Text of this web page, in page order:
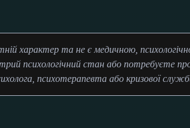
характер та не є медичною,
психологічний стан або потребуєте
психотерапевта або кризової